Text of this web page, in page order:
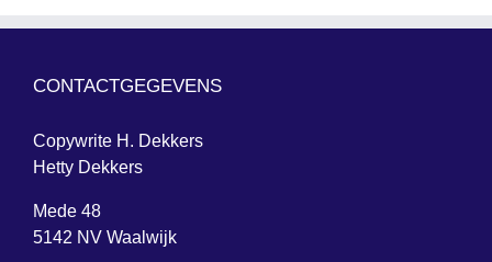
CONTACTGEGEVENS
Copywrite H. Dekkers
Hetty Dekkers
Mede 48
5142 NV Waalwijk